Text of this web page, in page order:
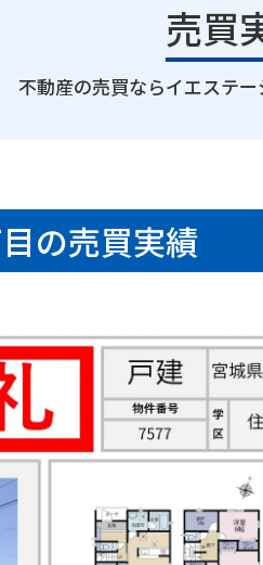
売買
｜
不動産の売買ならイエステ
の売買実績